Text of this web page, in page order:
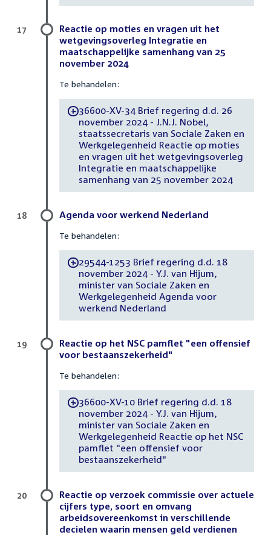
Reactie op moties en vragen uit het
wetgevingsoverleg Integratie en
maatschappelijke samenhang van 25
november 2024
Te behandelen:
-36600-XV-34 Brief regering d.d. 26
november 2024 - J.N.J. Nobel,
staatssecretaris van Sociale Zaken en
Werkgelegenheid Reactie op moties
en vragen uit het wetgevingsoverleg
Integratie en maatschappelijke
samenhang van 25 november 2024
17
Agenda voor werkend Nederland
Te behandelen:
-29544-1253 Brief regering d.d. 18
november 2024 - Y.J. van Hijum,
minister van Sociale Zaken en
Werkgelegenheid Agenda voor
werkend Nederland
18
Reactie op het NSC pamflet "een offensief
voor bestaanszekerheid"
Te behandelen:
-36600-XV-10 Brief regering d.d. 18
november 2024 - Y.J. van Hijum,
minister van Sociale Zaken en
Werkgelegenheid Reactie op het NSC
pamflet "een offensief voor
bestaanszekerheid"
19
Reactie op verzoek commissie over actuele
cijfers type, soort en omvang
arbeidsovereenkomst in verschillende
decielen waarin mensen geld verdienen
20